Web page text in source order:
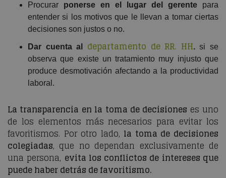
Procurar ponerse en el lugar del gerente para
entender si los motivos que le llevan a tomar ciertas
decisiones son justos o no.
Dar cuenta al departamento de RR. HH.si se
observa que existe un tratamiento muy injusto que
produce desmotivación afectando a la productividad
laboral.
La transparencia en la toma de decisiones es uno
de los elementos más necesarios para evitar los
favoritismos. Por otro lado, la toma de decisiones
colegiadas, que no dependan exclusivamente de
una persona, evita los conflictos de intereses que
puede haber detrás de favoritismo.